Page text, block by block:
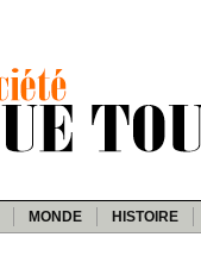
MONDE HISTOIRE